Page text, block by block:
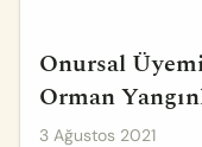
Onursal
Orman
3 Ağustos 2021